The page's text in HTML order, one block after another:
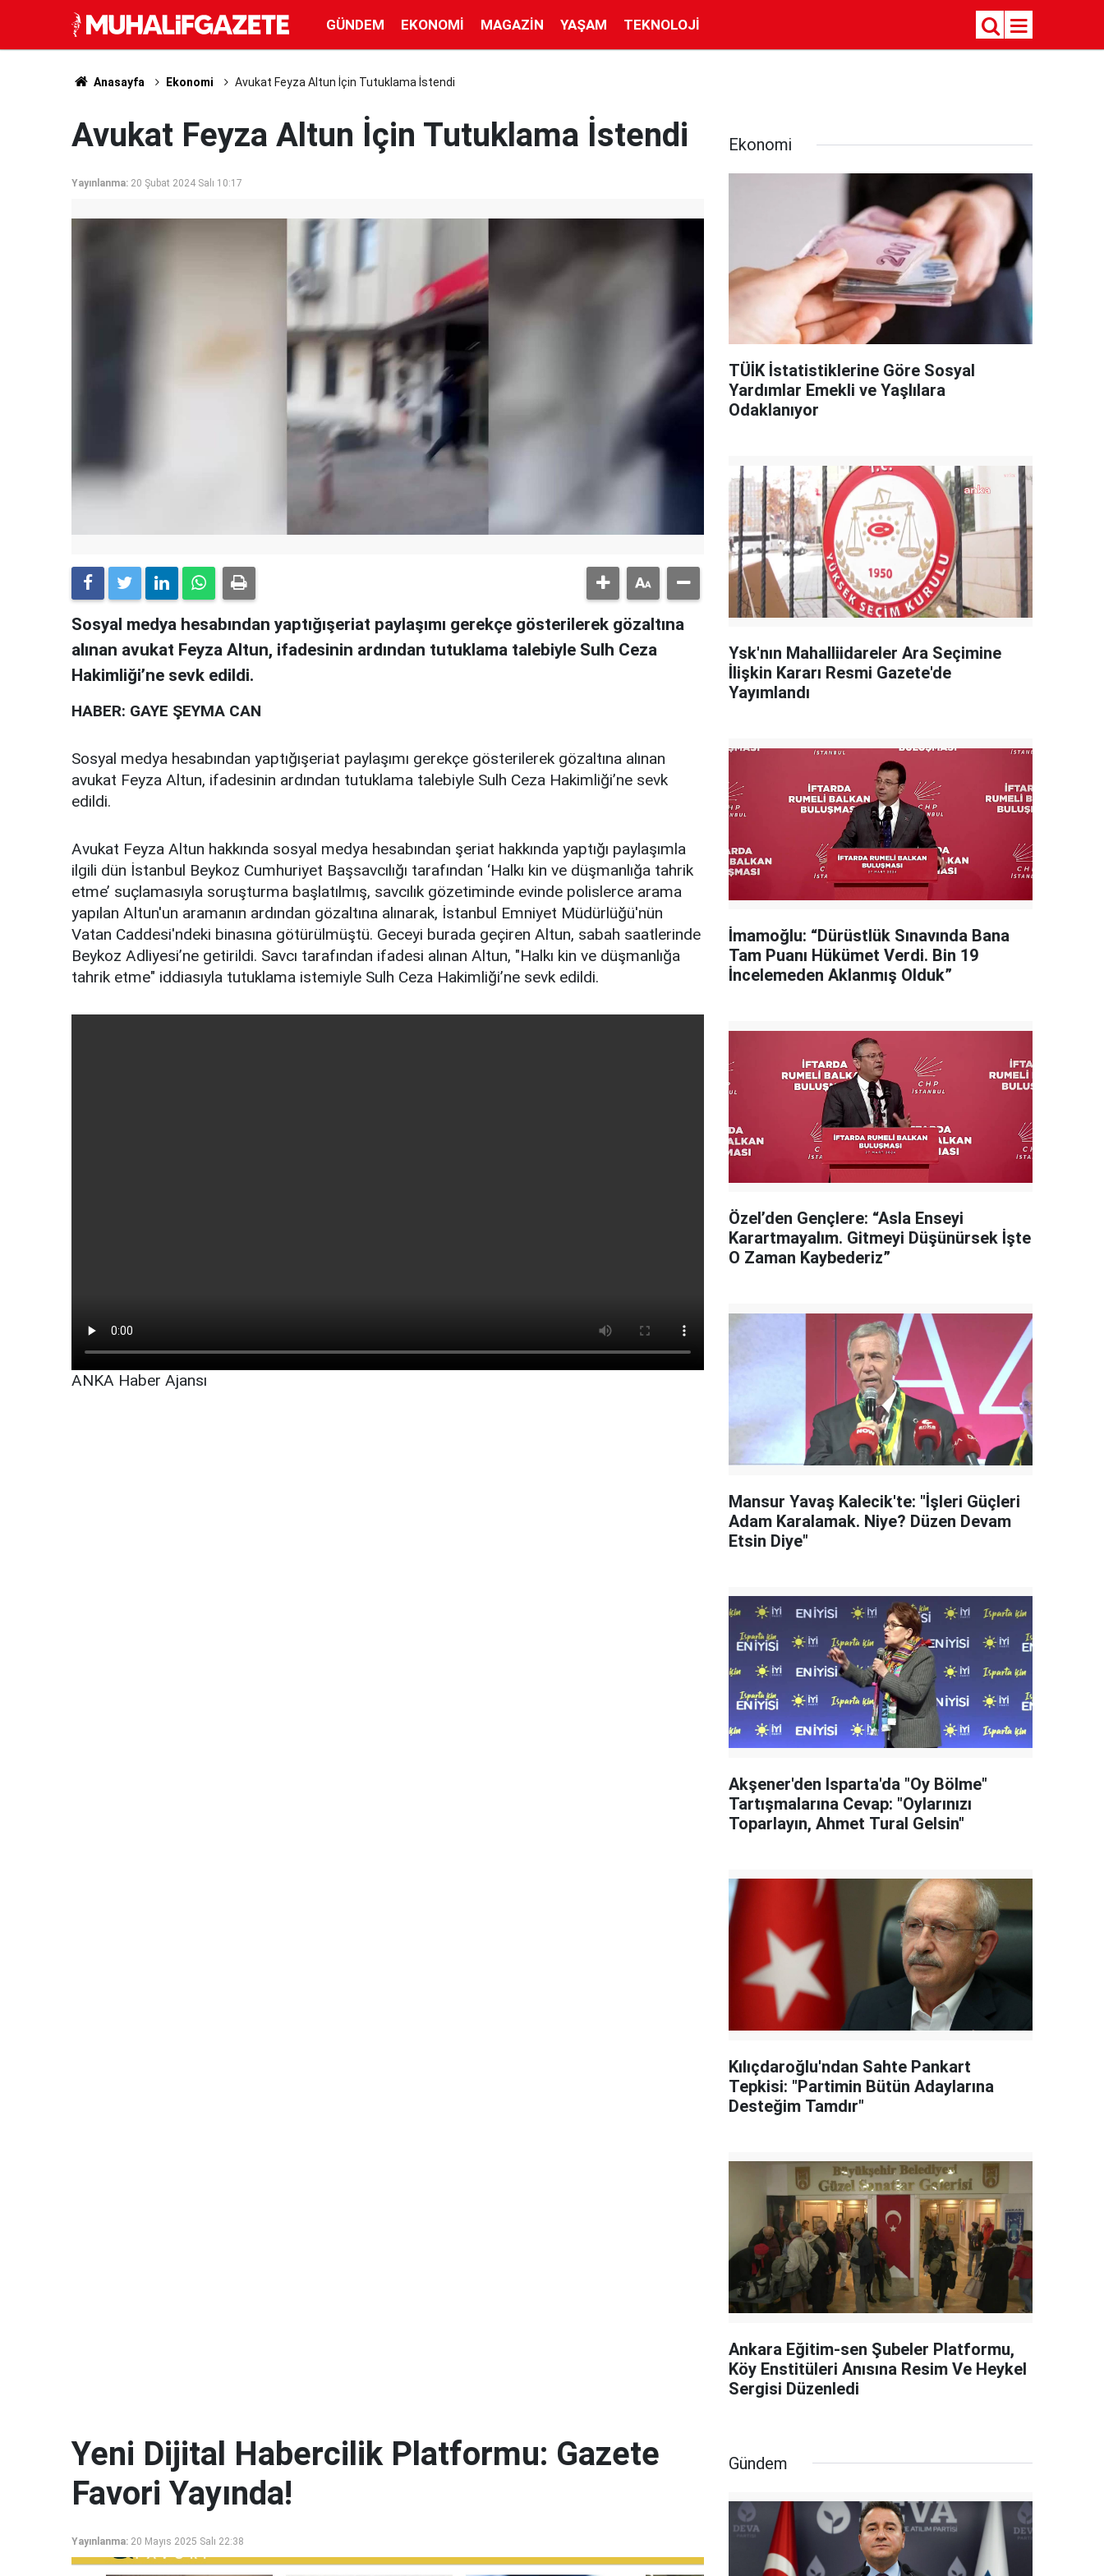
GÜNDEM EKONOMI MAGAZIN YAŞAM TEKNOLOJI
Anasayfa Ekonomi Avukat Feyza Altun İçin Tutuklama İstendi
Avukat Feyza Altun İçin Tutuklama İstendi
Yayınlanma: 20 Şubat 2024 Salı 10:17
Sosyal medya hesabından yaptığışeriat paylaşımı gerekçe gösterilerek gözaltına
alınan avukat Feyza Altun, ifadesinin ardından tutuklama talebiyle Sulh Ceza
Hakimliği’ne sevk edildi.
HABER: GAYE ŞEYMA CAN
Sosyal medya hesabından yaptığışeriat paylaşımı gerekçe gösterilerek gözaltına alınan
avukat Feyza Altun, ifadesinin ardından tutuklama talebiyle Sulh Ceza Hakimliği’ne sevk
edildi.
Avukat Feyza Altun hakkında sosyal medya hesabından şeriat hakkında yaptığı paylaşımla
ilgili dün İstanbul Beykoz Cumhuriyet Başsavcılığı tarafından ‘Halkı kin ve düşmanlığa tahrik
etme’ suçlamasıyla soruşturma başlatılmış, savcılık gözetiminde evinde polislerce arama
yapılan Altun'un aramanın ardından gözaltına alınarak, İstanbul Emniyet Müdürlüğü'nün
Vatan Caddesi'ndeki binasına götürülmüştü. Geceyi burada geçiren Altun, sabah saatlerinde
Beykoz Adliyesi’ne getirildi. Savcı tarafından ifadesi alınan Altun, "Halkı kin ve düşmanlığa
tahrik etme" iddiasıyla tutuklama istemiyle Sulh Ceza Hakimliği’ne sevk edildi.
ANKA Haber Ajansı
Ekonomi
TÜİK İstatistiklerine Göre Sosyal
Yardımlar Emekli ve Yaşlılara
Odaklanıyor
Ysk'nın Mahalliidareler Ara Seçimine
İlişkin Kararı Resmi Gazete'de
Yayımlandı
İmamoğlu: “Dürüstlük Sınavında Bana
Tam Puanı Hükümet Verdi. Bin 19
İncelemeden Aklanmış Olduk”
Özel’den Gençlere: “Asla Enseyi
Karartmayalım. Gitmeyi Düşünürsek İşte
O Zaman Kaybederiz”
Mansur Yavaş Kalecik'te: "İşleri Güçleri
Adam Karalamak. Niye? Düzen Devam
Etsin Diye"
Akşener'den Isparta'da "Oy Bölme"
Tartışmalarına Cevap: "Oylarınızı
Toparlayın, Ahmet Tural Gelsin"
Kılıçdaroğlu'ndan Sahte Pankart
Tepkisi: "Partimin Bütün Adaylarına
Desteğim Tamdır"
Ankara Eğitim-sen Şubeler Platformu,
Köy Enstitüleri Anısına Resim Ve Heykel
Sergisi Düzenledi
Yeni Dijital Habercilik Platformu: Gazete
Favori Yayında!
Yayınlanma: 20 Mayıs 2025 Salı 22:38
Gündem